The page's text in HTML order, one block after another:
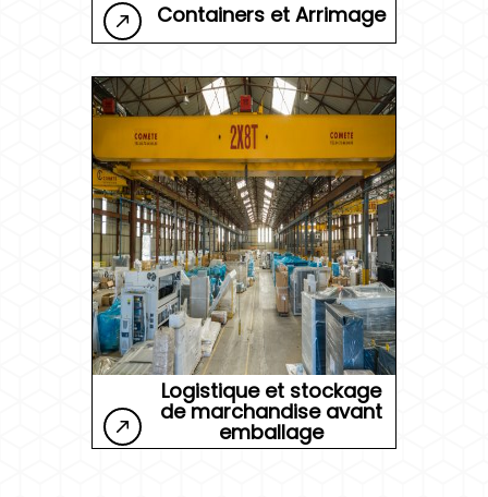
Containers et Arrimage
Logistique et stockage
de marchandise avant
emballage